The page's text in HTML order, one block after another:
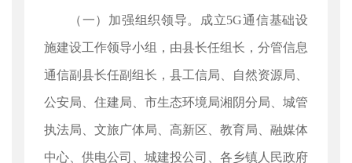
（一）加强组织领导。成立5G通信基础设
施建设工作领导小组，由县长任组长，分管信息
通信副县长任副组长，县工信局、自然资源局、
公安局、住建局、市生态环境局湘阴分局、城管
执法局、文旅广体局、高新区、教育局、融媒体
中心、供电公司、城建投公司、各乡镇人民政府